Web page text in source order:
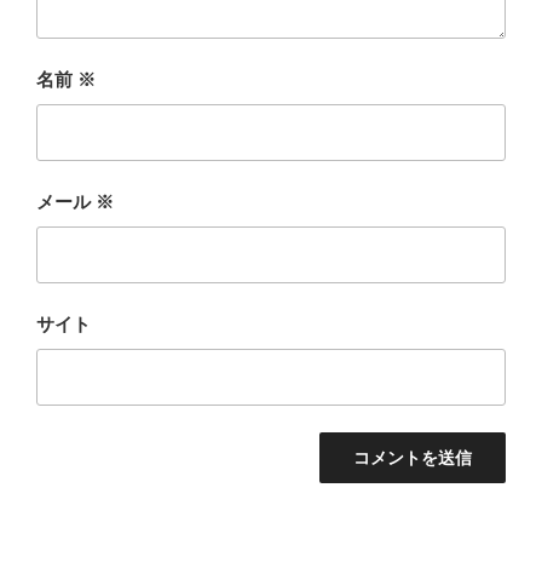
名前 ※
メール ※
サイト